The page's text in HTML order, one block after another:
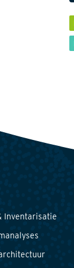
Inventarisatie